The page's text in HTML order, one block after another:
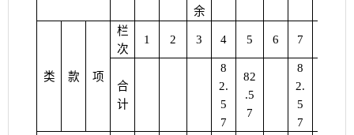
余
类 款 项
栏
次
1 2 3 4 5 6 7
合
计
8
2.
5
7
82
.5
7
8
2.
5
7